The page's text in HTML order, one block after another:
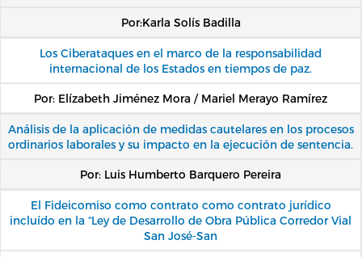
Por:Karla Solís Badilla
Los Ciberataques en el marco de la responsabilidad
internacional de los Estados en tiempos de paz.
Por: Elízabeth Jiménez Mora / Mariel Merayo Ramírez
Análisis de la aplicación de medidas cautelares en los procesos
ordinarios laborales y su impacto en la ejecución de sentencia.
Por: Luis Humberto Barquero Pereira
El Fideicomiso como contrato como contrato jurídico
incluído en la “Ley de Desarrollo de Obra Pública Corredor Vial
San José-San